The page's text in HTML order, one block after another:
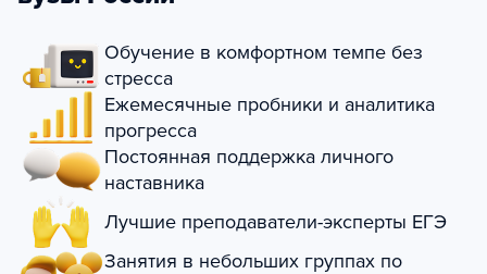
Обучение в комфортном темпе без
стресса
Ежемесячные пробники и аналитика
прогресса
Постоянная поддержка личного
наставника
Лучшие преподаватели-эксперты ЕГЭ
Занятия в небольших группах по